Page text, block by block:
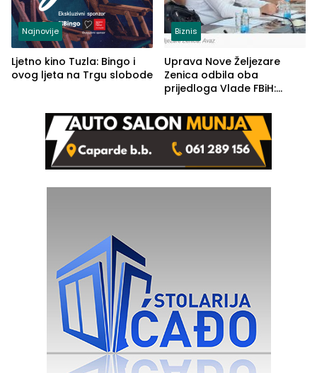
Najnovije
Ljetno kino Tuzla: Bingo i
ovog ljeta na Trgu slobode
Biznis
Uprava Nove Željezare
Zenica odbila oba
prijedloga Vlade FBiH:
rješenje